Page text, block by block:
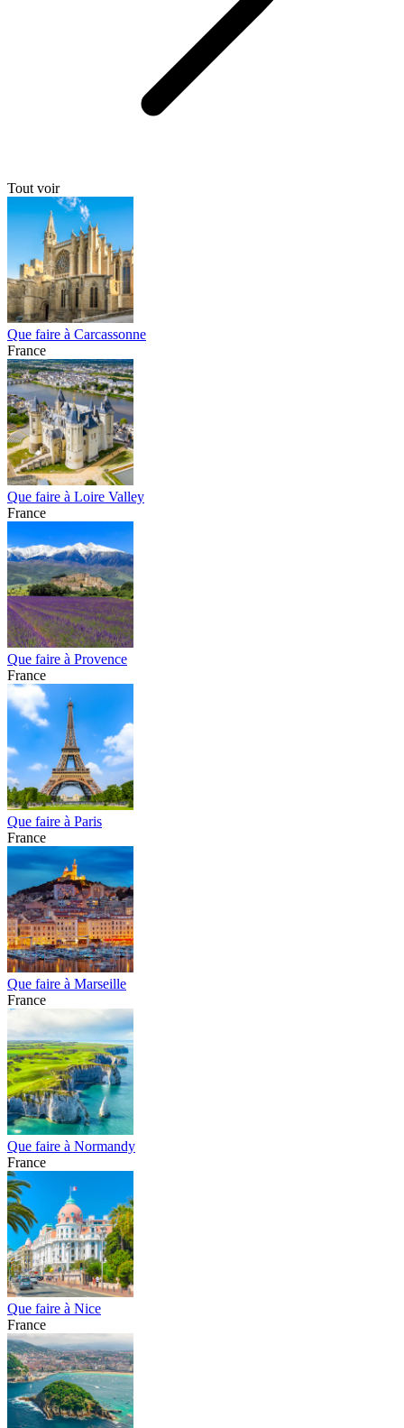
Tout voir
Que faire à Carcassonne
France
Que faire à Loire Valley
France
Que faire à Provence
France
Que faire à Paris
France
Que faire à Marseille
France
Que faire à Normandy
France
Que faire à Nice
France